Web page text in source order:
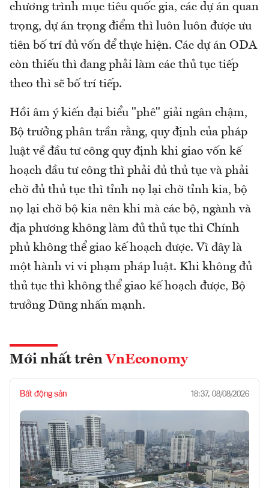
chương trình mục tiêu quốc gia, các dự án quan
trọng, dự án trọng điểm thì luôn luôn được ưu
tiên bố trí đủ vốn để thực hiện. Các dự án ODA
còn thiếu thì đang phải làm các thủ tục tiếp
theo thì sẽ bố trí tiếp.
Hồi âm ý kiến đại biểu "phê" giải ngân chậm,
Bộ trưởng phân trần rằng, quy định của pháp
luật về đầu tư công quy định khi giao vốn kế
hoạch đầu tư công thì phải đủ thủ tục và phải
chờ đủ thủ tục thì tỉnh nọ lại chờ tỉnh kia, bộ
nọ lại chờ bộ kia nên khi mà các bộ, ngành và
địa phương không làm đủ thủ tục thì Chính
phủ không thể giao kế hoạch được. Vì đây là
một hành vi vi phạm pháp luật. Khi không đủ
thủ tục thì không thể giao kế hoạch được, Bộ
trưởng Dũng nhấn mạnh.
Mới nhất trên VnEconomy
Bất động sản 18:37, 08/08/2026